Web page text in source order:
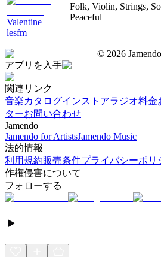
Valentine
lesfm
Folk, Violin, Strings,
Peaceful
© 2026
アプリを入手
関連リンク
音楽カタログインストアラジオ料金
ターお問い合わせ
Jamendo
Jamendo for ArtistsJamendo Music
法的情報
利用規約販売条件プライバシーポリ
作権侵害について
フォローする